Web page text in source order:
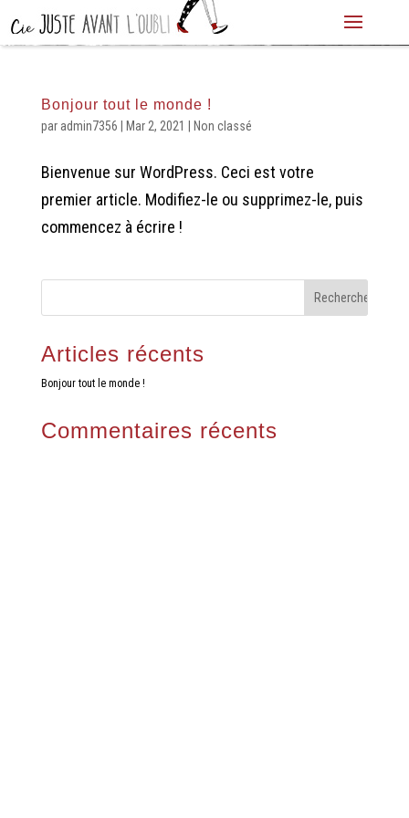
Bonjour tout le monde !
par admin7356 Mar 2, 2021 Non classé
Bienvenue sur WordPress. Ceci est votre
premier article. Modifiez-le ou supprimez-le, puis
commencez à écrire !
Articles récents
Bonjour tout le monde !
Commentaires récents